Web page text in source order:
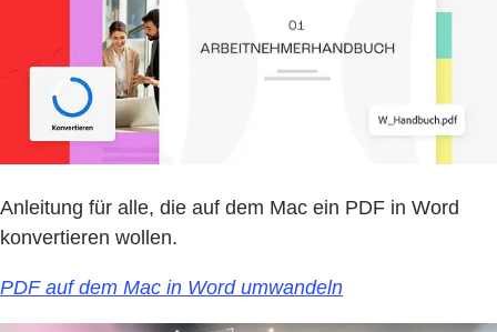
Anleitung für alle, die auf dem Mac ein PDF in Word
konvertieren wollen.
PDF auf dem Mac in Word umwandeln